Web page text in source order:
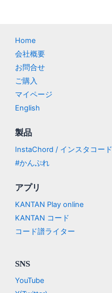
Home
会社概要
お問合せ
ご購入
マイページ
English
製品
InstaChord / インスタコード
#かんぷれ
アプリ
KANTAN Play online
KANTAN コード
コード譜ライター
SNS
YouTube